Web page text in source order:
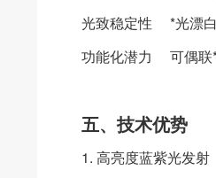
光致稳定性 *光
功能化潜力 可偶
五、技术优势
1. 高亮度蓝紫光发射